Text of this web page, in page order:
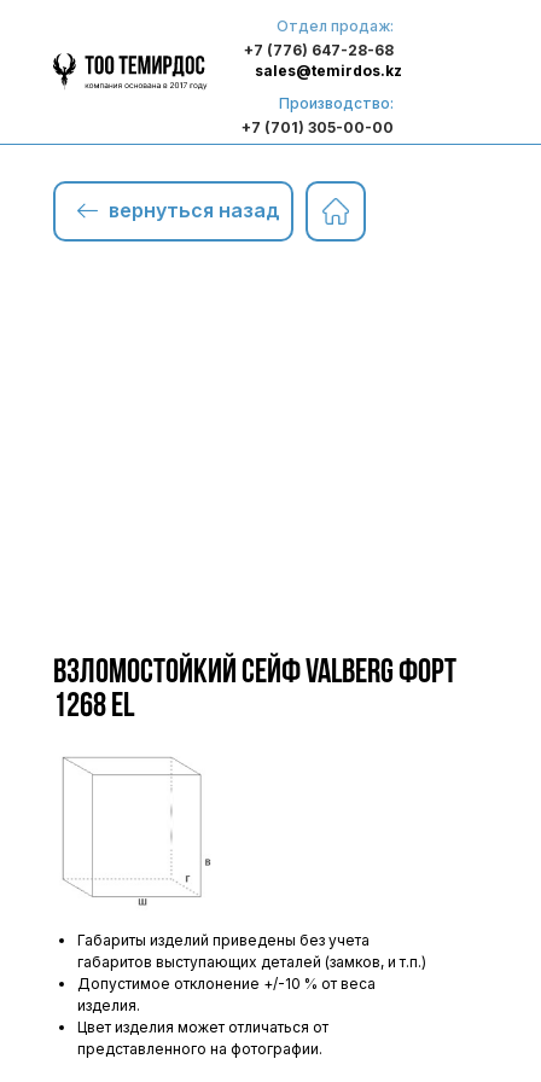
Отдел продаж:
+7 (776) 647-28-68
Производство:
+7 (701) 305-00-00
sales@temirdos.kz
вернуться назад
Взломостойкий сейф VALBERG ФОРТ
1268 EL
Габариты изделий приведены без учета
габаритов выступающих деталей (замков, и т.п.)
Допустимое отклонение +/-10 % от веса
изделия.
Цвет изделия может отличаться от
представленного на фотографии.